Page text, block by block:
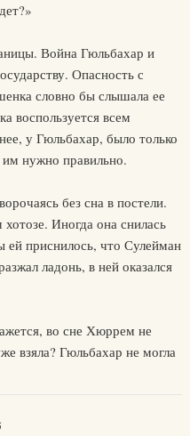
Война Гюльбахар и
Опасность с
словно бы слышала ее
воспользуется всем
у Гюльбахар, было только
нужно правильно.
без сна в постели.
Иногда она снилась
приснилось, что Сулейман
ладонь, в ней оказался
во сне Хюррем не
взяла? Гюльбахар не могла